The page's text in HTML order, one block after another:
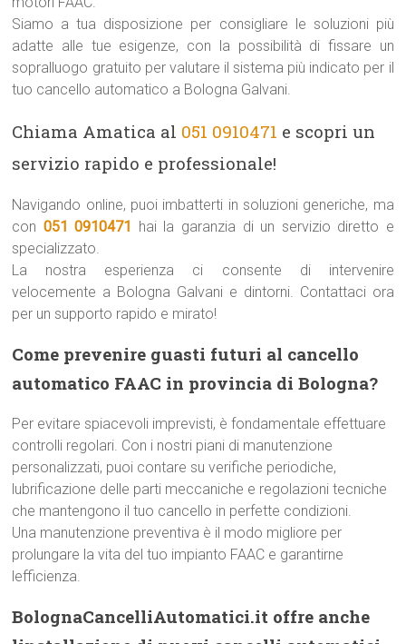
Siamo a tua disposizione per consigliare le soluzioni più
adatte alle tue esigenze, con la possibilità di fissare un
sopralluogo gratuito per valutare il sistema più indicato per il
tuo cancello automatico a Bologna Galvani.
Chiama Amatica al 051 0910471 e scopri un
servizio rapido e professionale!
Navigando online, puoi imbatterti in soluzioni generiche, ma
con 051 0910471 hai la garanzia di un servizio diretto e
specializzato.
La nostra esperienza ci consente di intervenire
velocemente a Bologna Galvani e dintorni. Contattaci ora
per un supporto rapido e mirato!
Come prevenire guasti futuri al cancello
automatico FAAC in provincia di Bologna?
Per evitare spiacevoli imprevisti, è fondamentale effettuare
controlli regolari. Con i nostri piani di manutenzione
personalizzati, puoi contare su verifiche periodiche,
lubrificazione delle parti meccaniche e regolazioni tecniche
che mantengono il tuo cancello in perfette condizioni.
Una manutenzione preventiva è il modo migliore per
prolungare la vita del tuo impianto FAAC e garantirne
lefficienza.
BolognaCancelliAutomatici.it offre anche